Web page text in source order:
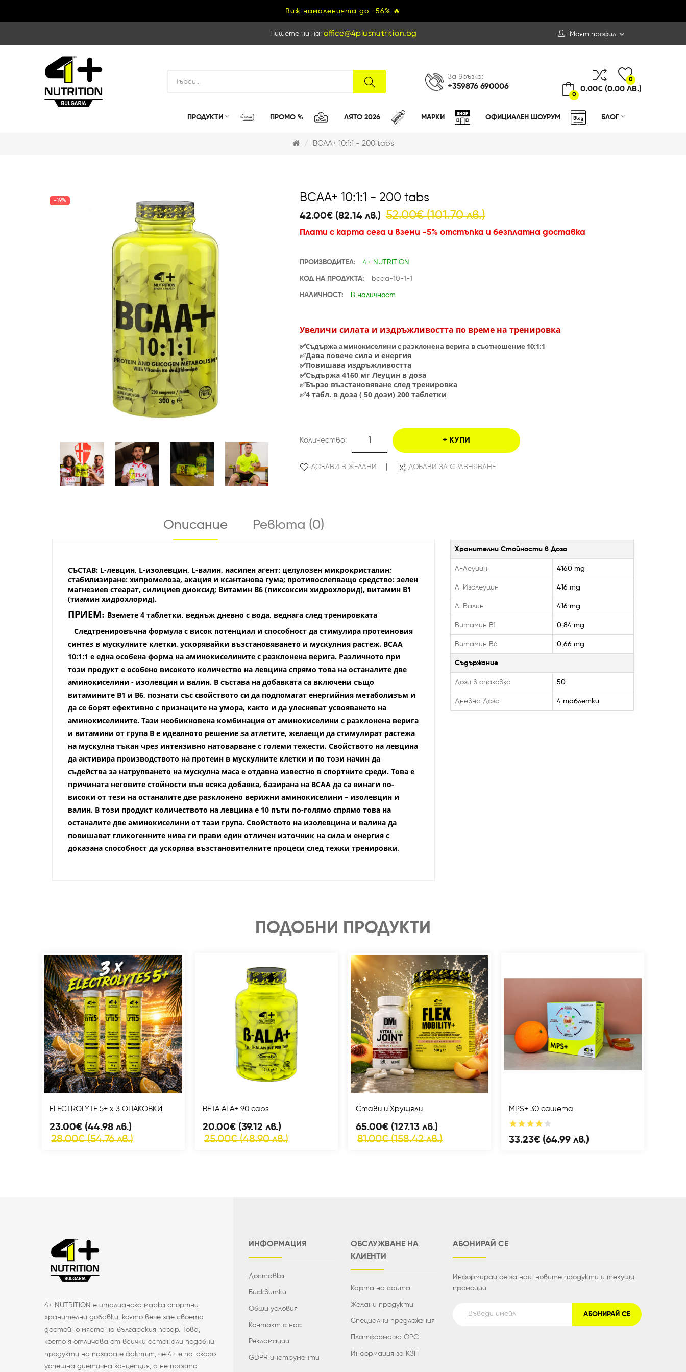
Виж намаленията до -56% 🔥
Пишете ни на: Моят профил
За връзка:
+359876 690006
0
0
0.00€ (0.00 ЛВ.)
ПРОДУКТИ ПРОМО % ЛЯТО 2026 МАРКИ ОФИЦИАЛЕН ШОУРУМ БЛОГ
BCAA+ 10:1:1 - 200 tabs
-19% BCAA+ 10:1:1 - 200 tabs
42.00€ (82.14 лв.) 52.00€ (101.70 лв.)
Плати с карта сега и вземи -5% отстъпка и безплатна доставка
ПРОИЗВОДИТЕЛ: 4+ NUTRITION
КОД НА ПРОДУКТА: bcaa-10-1-1
НАЛИЧНОСТ: В наличност
Увеличи силата и издръжливостта по време на тренировка
✅Cъдъpжa aминoĸиceлини c paзĸлoнeнa вepигa в съотношение 10:1:1
✅Дaвa пoвeчe cилa и eнepгия
✅Πoвишaвa издpъжливocттa
✅Съдържа 4160 мг Леуцин в доза
✅Бъpзo възcтaнoвявaнe cлeд тpeниpoвĸa
✅4 табл. в доза ( 50 дози) 200 таблетки
Количество: КУПИ
ДОБАВИ В ЖЕЛАНИ ДОБАВИ ЗА СРАВНЯВАНЕ
Описание Ревюта (0)
СЪСТАВ: L-левцин, L-изолевцин, L-валин, насипен агент: целулозен микрокристалин;
стабилизиране: хипромелоза, акация и ксантанова гума; противослепващо средство: зелен
магнезиев стеарат, силициев диоксид; Витамин В6 (пиксоксин хидрохлорид), витамин В1
(тиамин хидрохлорид).
ПРИЕМ: Вземете 4 таблетки, веднъж дневно с вода, веднага след тренировката
Следтренировъчна формула с висок потенциал и способност да стимулира протеиновия
синтез в мускулните клетки, ускорявайки възстановяването и мускулния растеж. BCAA
10:1:1 е една особена форма на аминокиселините с разклонена верига. Различното при
този продукт е особено високото количество на левцина спрямо това на останалите две
аминокиселини - изолевцин и валин. В състава на добавката са включени също
витамините В1 и В6, познати със свойството си да подпомагат енергийния метаболизъм и
да се борят ефективно с признаците на умора, както и да улесняват усвояването на
аминокиселините. Тази необикновена комбинация от аминокиселини с разклонена верига
и витамини от група В е идеалното решение за атлетите, желаещи да стимулират растежа
на мускулна тъкан чрез интензивно натоварване с големи тежести. Свойството на левцина
да активира производството на протеин в мускулните клетки и по този начин да
съдейства за натрупването на мускулна маса е отдавна известно в спортните среди. Това е
причината неговите стойности във всяка добавка, базирана на BCAA да са винаги по-
високи от тези на останалите две разклонено верижни аминокиселини – изолевцин и
валин. В този продукт количеството на левцина е 10 пъти по-голямо спрямо това на
останалите две аминокиселини от тази група. Свойството на изолевцина и валина да
повишават гликогенните нива ги прави един отличен източник на сила и енергия с
доказана способност да ускорява възстановителните процеси след тежки тренировки.
Хранителни Стойности в Доза
Л-Леуцин 4160 mg
Л-Изолеуцин 416 mg
Л-Валин 416 mg
Витамин В1 0,84 mg
Витамин В6 0,66 mg
Съдържание
Дози в опаковка 50
Дневна Доза 4 таблетки
ПОДОБНИ ПРОДУКТИ
ELECTROLYTE 5+ x 3 ОПАКОВКИ
23.00€ (44.98 лв.)
28.00€ (54.76 лв.)
BETA ALA+ 90 caps
20.00€ (39.12 лв.)
25.00€ (48.90 лв.)
Стави и Хрущяли
65.00€ (127.13 лв.)
81.00€ (158.42 лв.)
MPS+ 30 сашета
33.23€ (64.99 лв.)
4+ NUTRITION е италианска марка спортни
хранителни добавки, която вече зае своето
достойно място на българския пазар. Това,
което я отличава от всички останали подобни
продукти на пазара е фактът, че 4+ е по-скоро
успешна диетична концепция, а не просто
ИНФОРМАЦИЯ
Доставка
Бисквитки
Общи условия
Контакт с нас
Рекламации
GDPR инструменти
ОБСЛУЖВАНЕ НА
КЛИЕНТИ
Карта на сайта
Желани продукти
Специални предложения
Платформа за ОРС
Информация за КЗП
АБОНИРАЙ СЕ
Информирай се за най-новите продукти и текущи
промоции
АБОНИРАЙ СЕ